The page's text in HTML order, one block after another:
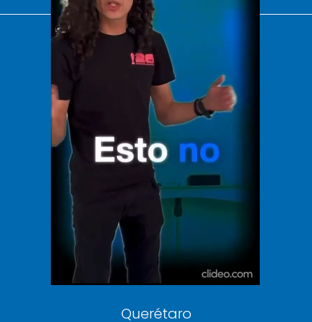
El Universal
Vive USA
Clase
De 10 sports
DeDinero
Confabulario
Aviso Oportuno
Consultas
Querétaro